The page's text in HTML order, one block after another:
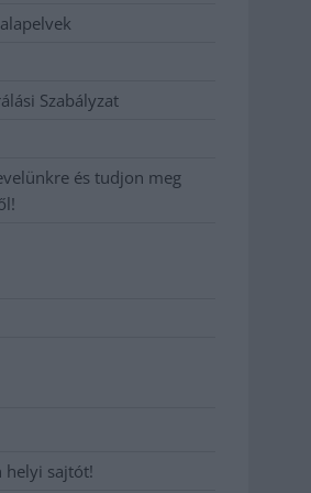
Szabályzat
és tudjon meg
helyi sajtót!